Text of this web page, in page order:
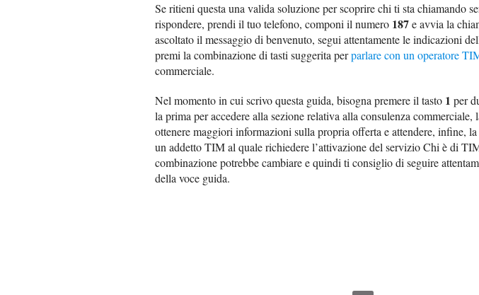
Se ritieni questa una valida soluzione per scoprire chi ti sta chiamando
rispondere, prendi il tuo telefono, componi il numero 187e avvia la
ascoltato il messaggio di benvenuto, segui attentamente le indicazioni
premi la combinazione di tasti suggerita perparlare con un operatore
commerciale.
Nel momento in cui scrivo questa guida, bisogna premere il tasto 1 per
la prima per accedere alla sezione relativa alla consulenza commerciale,
ottenere maggiori informazioni sulla propria offerta e attendere, infine, la
un addetto TIM al quale richiedere l’attivazione del servizio Chi è di
combinazione potrebbe cambiare e quindi ti consiglio di seguire
della voce guida.